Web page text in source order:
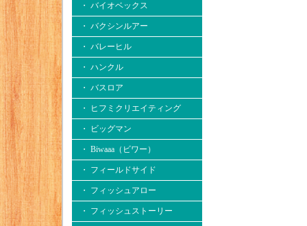
・ バイオベックス
・ バクシンルアー
・ バレーヒル
・ ハンクル
・ バスロア
・ ヒフミクリエイティング
・ ビッグマン
・ Biwaaa（ビワー）
・ フィールドサイド
・ フィッシュアロー
・ フィッシュストーリー